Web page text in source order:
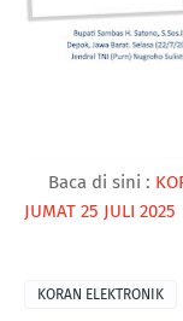
Baca di sini :
JUMAT 25 JULI 2025
KORAN ELEKTRONIK